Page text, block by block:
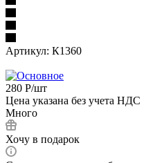
Артикул: К1360
280 Р/шт
Цена указана без учета НДС
Много
Хочу в подарок